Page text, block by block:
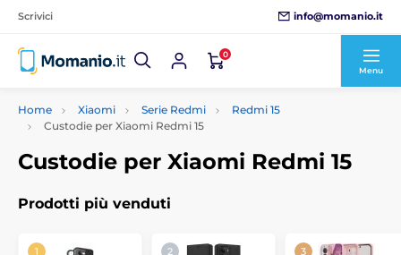
Scrivici info@momanio.it
0
Menu
Home Xiaomi Serie Redmi
Redmi 15
Custodie per Xiaomi Redmi 15
Custodie per Xiaomi Redmi 15
Prodotti più venduti